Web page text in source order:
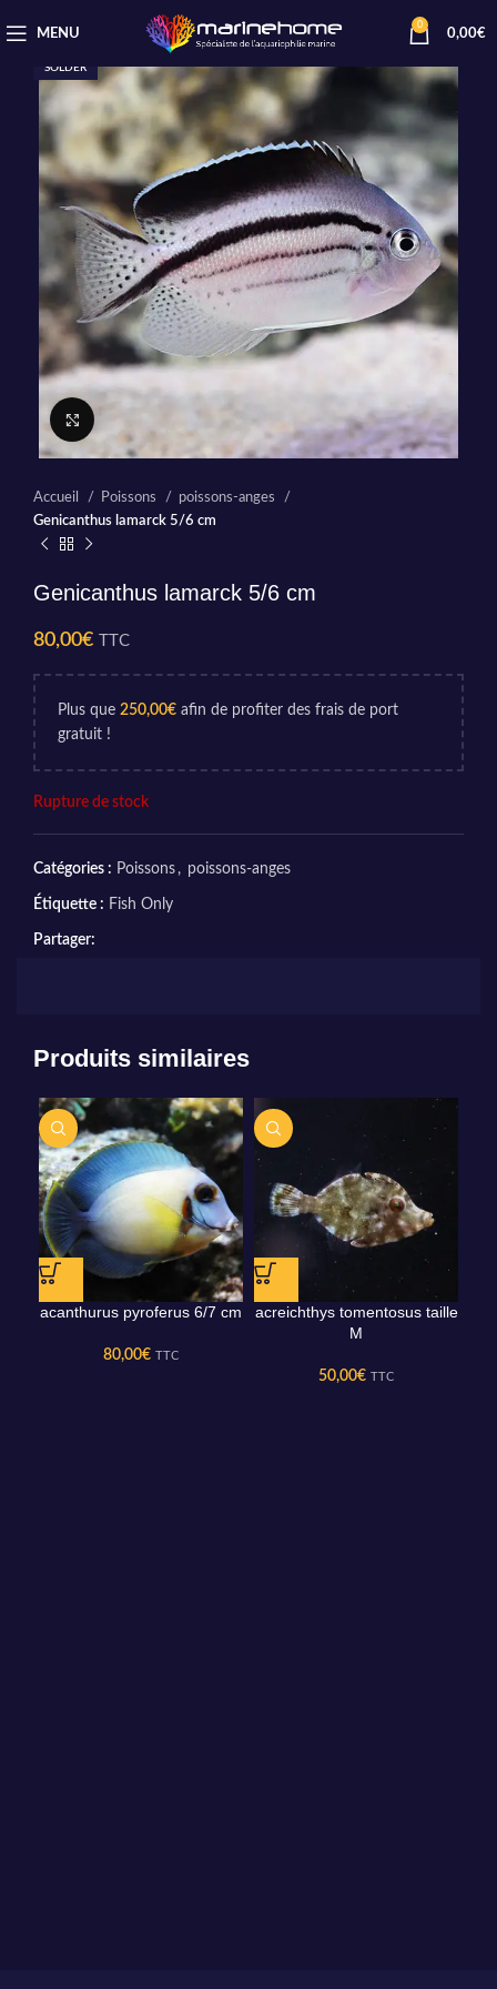
MENU
0
0,00€
SOLDER
Accueil Poissons
poissons-anges
Genicanthus lamarck 5/6 cm
Genicanthus lamarck 5/6 cm
80,00€ TTC
Plus que 250,00€ afin de profiter des frais de port
gratuit !
Rupture de stock
Catégories : Poissons , poissons-anges
Étiquette : Fish Only
Partager:
Produits similaires
acanthurus pyroferus 6/7 cm
80,00€ TTC
acreichthys tomentosus taille
M
50,00€ TTC